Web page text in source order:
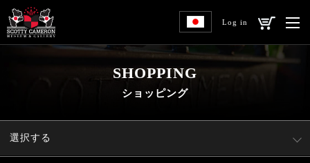
Log in
SHOPPING
ショッピング
選択する